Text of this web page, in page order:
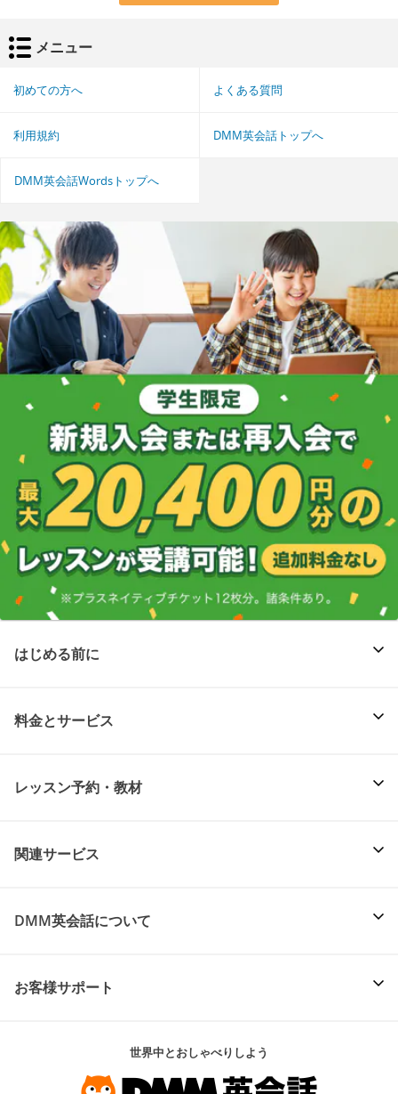
メニュー
初めての方へ よくある質問
利用規約 DMM英会話トップへ
DMM英会話Wordsトップへ
はじめる前に
料金とサービス
レッスン予約・教材
関連サービス
DMM英会話について
お客様サポート
世界中とおしゃべりしよう